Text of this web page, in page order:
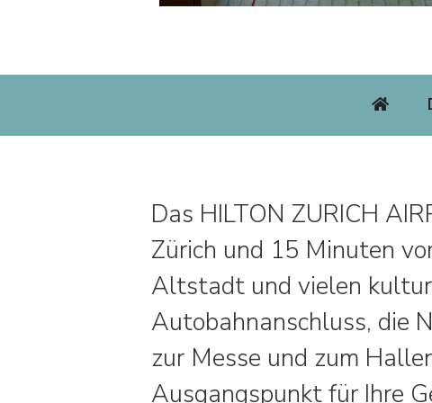
Das HILTON ZURICH
Zürich und 15 Minuten
Altstadt und vielen
Autobahnanschluss, die
zur Messe und zum
Ausgangspunkt für Ihre